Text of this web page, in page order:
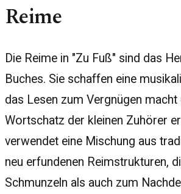
Reime
Die Reime in "Zu Fuß" sind das
Buches. Sie schaffen eine
das Lesen zum Vergnügen macht
Wortschatz der kleinen Zuhörer
verwendet eine Mischung aus
neu erfundenen Reimstrukturen,
Schmunzeln als auch zum